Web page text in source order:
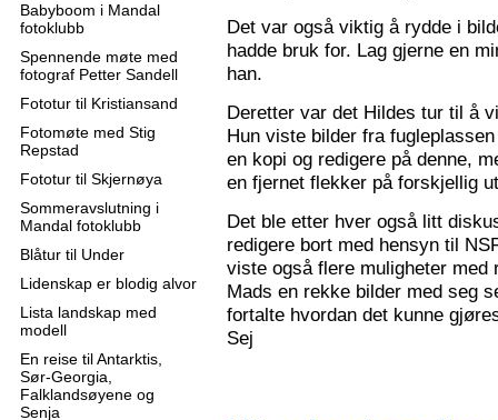
Babyboom i Mandal
fotoklubb
Spennende møte med
fotograf Petter Sandell
Fototur til Kristiansand
Fotomøte med Stig
Repstad
Fototur til Skjernøya
Sommeravslutning i
Mandal fotoklubb
Blåtur til Under
Lidenskap er blodig alvor
Lista landskap med
modell
En reise til Antarktis,
Sør-Georgia,
Falklandsøyene og
Senja
Det var også viktig å rydde i
hadde bruk for. Lag gjerne en
han.
Deretter var det Hildes tur til å
Hun viste bilder fra
en kopi og redigere på denne,
en fjernet flekker på forskjellig
Det ble etter hver også litt
redigere bort med hensyn til
viste også flere muligheter
Mads en rekke bilder med seg
fortalte hvordan det kunne
Sej